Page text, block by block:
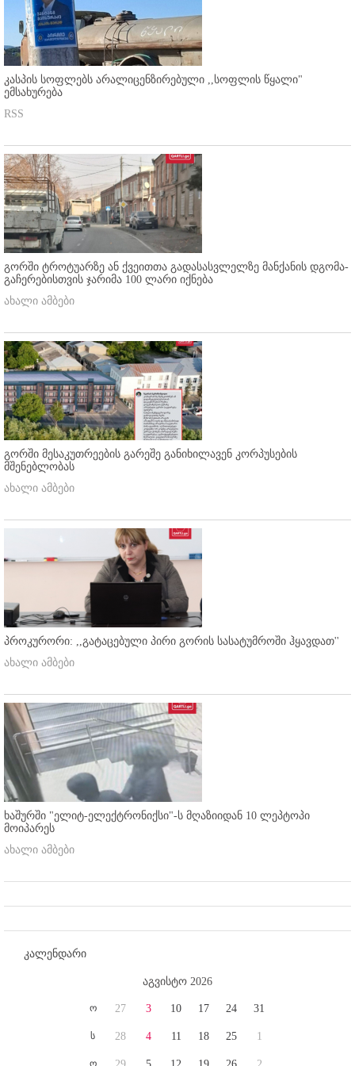
კასპის სოფლებს არალიცენზირებული ,,სოფლის წყალი"
ემსახურება
RSS
გორში ტროტუარზე ან ქვეითთა გადასასვლელზე მანქანის დგომა-
გაჩერებისთვის ჯარიმა 100 ლარი იქნება
ახალი ამბები
გორში მესაკუთრეების გარეშე განიხილავენ კორპუსების
მშენებლობას
ახალი ამბები
პროკურორი: ,,გატაცებული პირი გორის სასატუმროში ჰყავდათ''
ახალი ამბები
ხაშურში "ელიტ-ელექტრონიქსი"-ს მღაზიიდან 10 ლეპტოპი
მოიპარეს
ახალი ამბები
კალენდარი
აგვისტო 2026
ო
ს
27
28
3
4
10
11
17
18
24
25
31
1